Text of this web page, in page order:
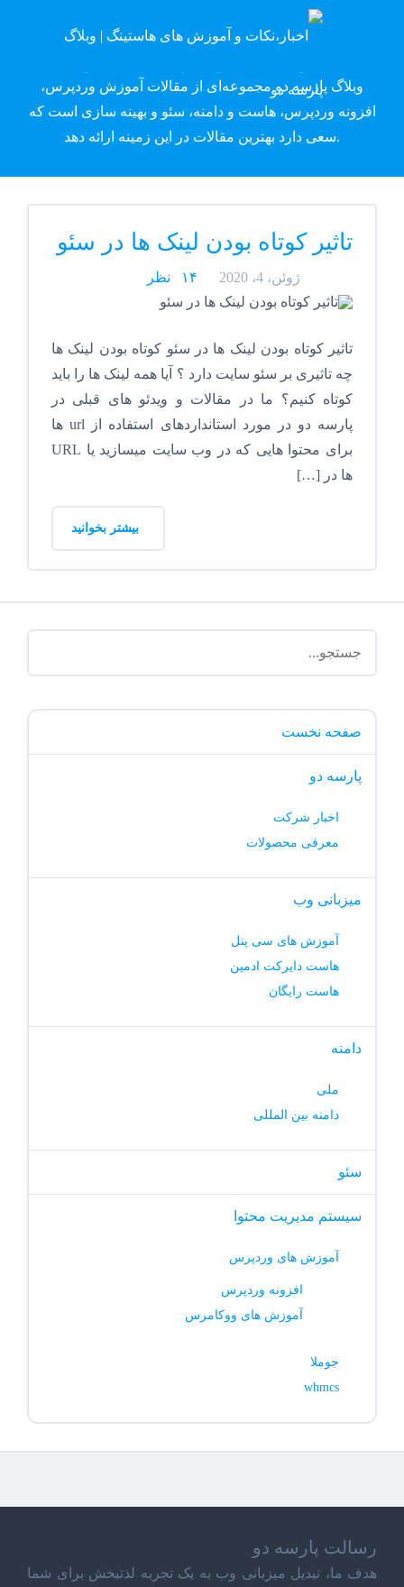
وبلاگ پارسه دِو
وبلاگ پارسه دو مجموعه‌ای از مقالات آموزش وردپرس،
افزونه وردپرس، هاست و دامنه، سئو و بهینه سازی است که
سعی دارد بهترین مقالات در این زمینه ارائه دهد.
تاثیر کوتاه بودن لینک ها در سئو
ژوئن، 4، 2020 ۱۴ نظر
تاثیر کوتاه بودن لینک ها در سئو کوتاه بودن لینک ها
چه تاثیری بر سئو سایت دارد ؟ آیا همه لینک ها را باید
کوتاه کنیم؟ ما در مقالات و ویدئو های قبلی در
پارسه دو در مورد استانداردهای استفاده از url ها
برای محتوا هایی که در وب سایت میسازید یا URL
ها در […]
بیشتر بخوانید
صفحه نخست
پارسه دو
اخبار شرکت
معرفی محصولات
میزبانی وب
آموزش های سی پنل
هاست دایرکت ادمین
هاست رایگان
دامنه
ملی
دامنه بین المللی
سئو
سیستم مدیریت محتوا
آموزش های وردپرس
افزونه وردپرس
آموزش های ووکامرس
جوملا
whmcs
رسالت پارسه دو
هدف ما، تبدیل میزبانی وب به یک تجربه لذتبخش برای شما